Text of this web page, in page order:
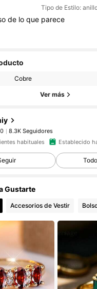
Tipo de Estilo:
de lo que parece
Cobre
Ver más
8.3K Seguidores
8.3K Seguidores
8.3K Seguidores
8.3K Seguidores
8.3K Seguidores
habituales Establecido
Gustarte
Accesorios de Vestir